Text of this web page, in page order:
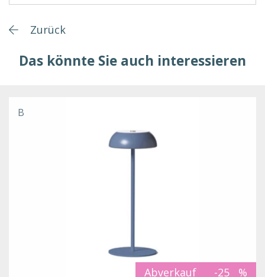
Zurück
Das könnte Sie auch interessieren
Abverkauf -25
B